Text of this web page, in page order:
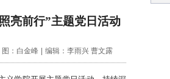
亮前行”主题党日活动
图：白金峰 编辑：李雨兴 曹文露